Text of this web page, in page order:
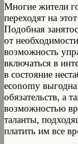
Многие жители
переходят на
Подобная
от
возможность
включаться в
в состояние
economy
обязательств, а
возможностью
таланты,
платить им все